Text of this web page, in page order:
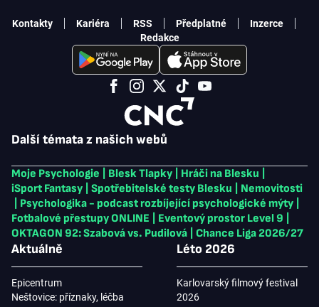
Další témata z našich webů
Moje Psychologie Blesk Tlapky Hráči na Blesku
iSport Fantasy
Spotřebitelské testy Blesku
Nemovitosti
Psychologika - podcast rozbíjející psychologické mýty
Fotbalové přestupy ONLINE
Eventový prostor Level 9
OKTAGON 92: Szabová vs. Pudilová
Chance Liga 2026/27
Aktuálně
Epicentrum
Neštovice: příznaky, léčba
Léto 2026
Karlovarský filmový festival
2026
Kontakty Kariéra RSS Předplatné
Inzerce
Redakce